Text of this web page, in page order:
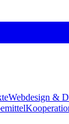
Webdesign &